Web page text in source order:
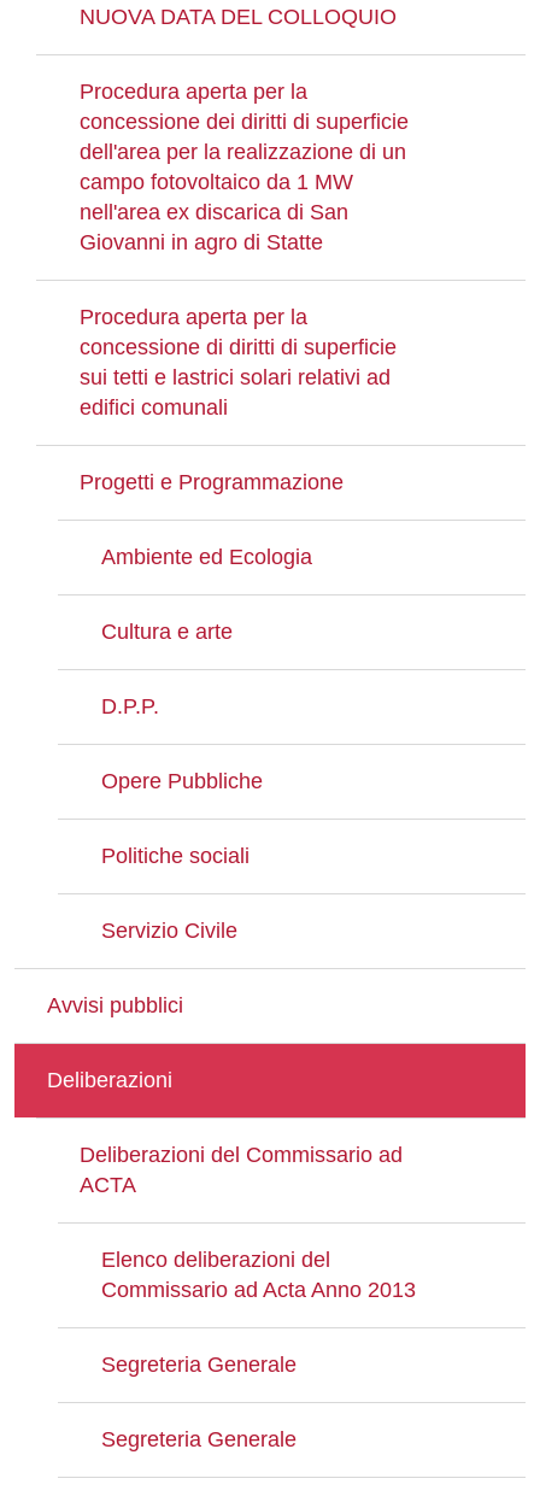
NUOVA DATA DEL COLLOQUIO
Procedura aperta per la
concessione dei diritti di superficie
dell'area per la realizzazione di un
campo fotovoltaico da 1 MW
nell'area ex discarica di San
Giovanni in agro di Statte
Procedura aperta per la
concessione di diritti di superficie
sui tetti e lastrici solari relativi ad
edifici comunali
Progetti e Programmazione
Ambiente ed Ecologia
Cultura e arte
D.P.P.
Opere Pubbliche
Politiche sociali
Servizio Civile
Avvisi pubblici
Deliberazioni
Deliberazioni del Commissario ad
ACTA
Elenco deliberazioni del
Commissario ad Acta Anno 2013
Segreteria Generale
Segreteria Generale